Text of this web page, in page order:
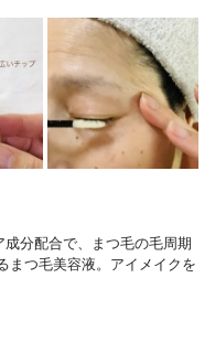
分配合で、まつ毛の毛周期
まつ毛美容液。アイメイクを